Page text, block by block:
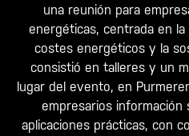
una reunión para
energéticas, centrada en
costes energéticos y la
consistió en talleres y un
lugar del evento, en
empresarios
aplicaciones prácticas, con